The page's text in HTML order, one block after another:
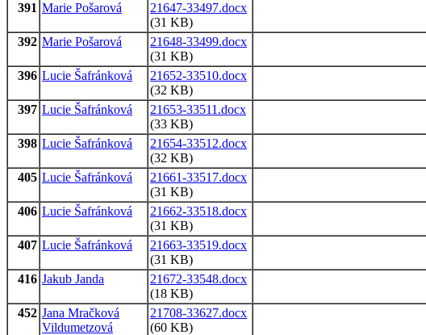
391 Marie Pošarová
21647-33497.docx
(31 KB)
392 Marie Pošarová
21648-33499.docx
(31 KB)
396 Lucie Šafránková
21652-33510.docx
(32 KB)
397 Lucie Šafránková
21653-33511.docx
(33 KB)
398 Lucie Šafránková
21654-33512.docx
(32 KB)
405 Lucie Šafránková
21661-33517.docx
(31 KB)
406 Lucie Šafránková
21662-33518.docx
(31 KB)
407 Lucie Šafránková
21663-33519.docx
(31 KB)
416 Jakub Janda
21672-33548.docx
(18 KB)
452 Jana Mračková
Vildumetzová
21708-33627.docx
(60 KB)